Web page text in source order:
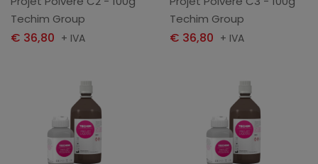
Techim Group
€ 36,80 + IVA
Techim Group
€ 36,80 + IVA